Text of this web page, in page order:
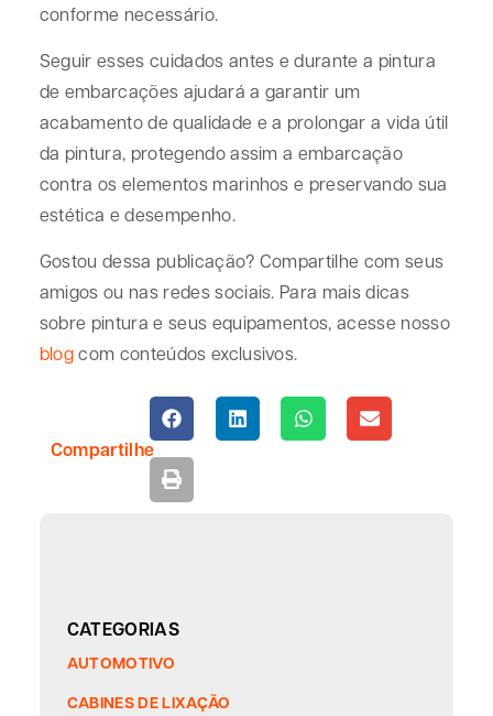
conforme necessário.
Seguir esses cuidados antes e durante a pintura
de embarcações ajudará a garantir um
acabamento de qualidade e a prolongar a vida útil
da pintura, protegendo assim a embarcação
contra os elementos marinhos e preservando sua
estética e desempenho.
Gostou dessa publicação? Compartilhe com seus
amigos ou nas redes sociais. Para mais dicas
sobre pintura e seus equipamentos, acesse nosso
blogcom conteúdos exclusivos.
Compartilhe
CATEGORIAS
AUTOMOTIVO
CABINES DE LIXAÇÃO